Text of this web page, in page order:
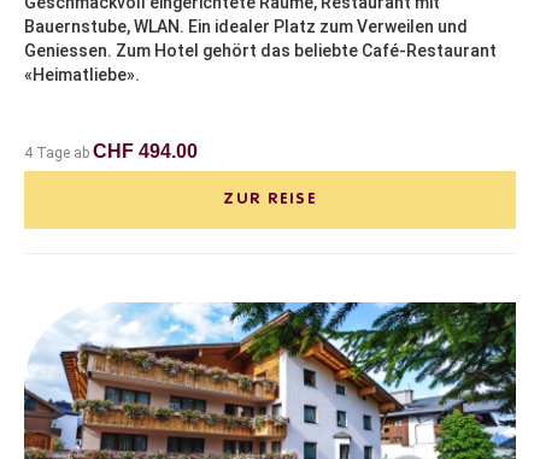
Bauernstube, WLAN. Ein idealer Platz zum Verweilen und
Geniessen. Zum Hotel gehört das beliebte Café-Restaurant
«Heimatliebe».
4 Tage ab CHF 494.00
ZUR REISE